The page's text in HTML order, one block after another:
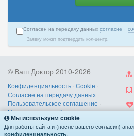
Согласен на передачу данных согласие ·
Заявку может подтвердить кол-центр.
© Ваш Доктор 2010-2026
Конфиденциальность · Cookie ·
Согласие на передачу данных ·
Пользовательское соглашение ·
Правила записи·Контакты
О нас/как работает/поиск по
симптомам
Мы используем cookie
Для работы сайта и (после вашего согласия)
конфиденциальность.